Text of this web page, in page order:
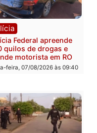
Política
Eleições 2026: Pastor
Evanildo pode ser o
primeiro pastor de
sexta-feira, 07/08/2026 às